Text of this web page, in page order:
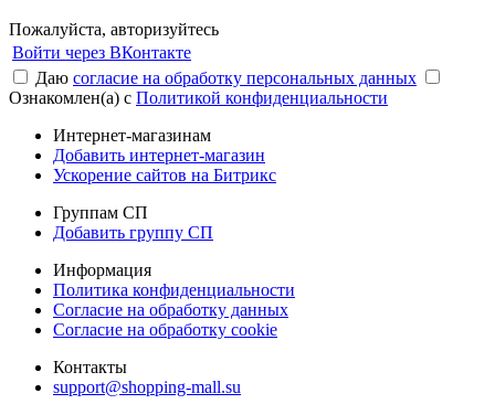
Пожалуйста, авторизуйтесь
Войти через ВКонтакте
Даю согласие на обработку персональных данных
Ознакомлен(а) с Политикой конфиденциальности
Интернет-магазинам
Добавить интернет-магазин
Ускорение сайтов на Битрикс
Группам СП
Добавить группу СП
Информация
Политика конфиденциальности
Согласие на обработку данных
Согласие на обработку cookie
Контакты
support@shopping-mall.su